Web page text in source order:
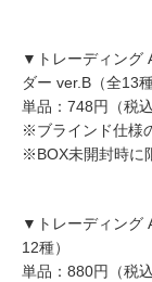
▼トレーディング
ダー ver.B（全13種
単品：748円（税
※ブラインド仕様
※BOX未開封時に
▼トレーディング
12種）
単品：880円（税